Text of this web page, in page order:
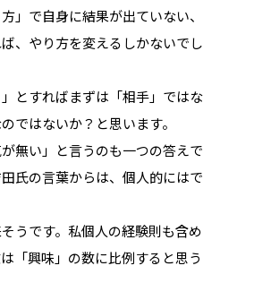
」で自身に結果が出ていない、
、やり方を変えるしかないでし
とすればまずは「相手」ではな
ではないか？と思います。
無い」と言うのも一つの答えで
の言葉からは、個人的にはで
うです。私個人の経験則も含め
「興味」の数に比例すると思う